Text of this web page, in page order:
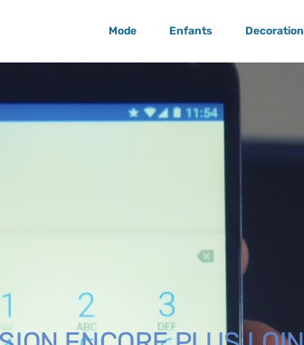
Mode Enfants Decoration